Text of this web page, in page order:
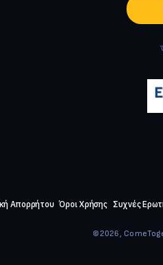
Απορρήτου Όροι Χρήσης Συχνές
©2026,